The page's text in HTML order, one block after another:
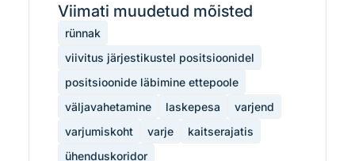
Viimati muudetud mõisted
rünnak
viivitus järjestikustel positsioonidel
positsioonide läbimine ettepoole
väljavahetamine
laskepesa
varjend
varjumiskoht
varje
kaitserajatis
ühenduskoridor